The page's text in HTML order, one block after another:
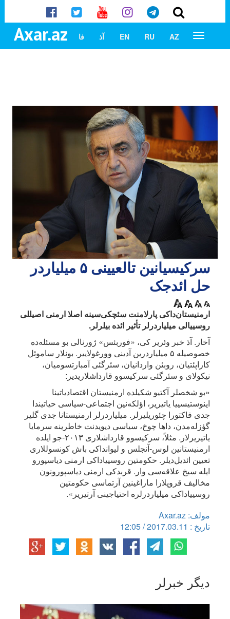
Axar.az AZ
RU
EN آذ فا
سرکیسیانین تالعیینی ۵ میلیاردر
حل ائد‌جک
ارمنیستان‌داکی پارلامنت سئچکی‌سینه اصلا ارمنی اصیللی
روسییالی میلیاردرلر تأثیر ائده بیلرلر.
آخار. آذ خبر وئریر کی، «فوربئس» ژورنالی بو مسئله‌ده
خصوصیله ۵ میلیاردرین آدینی وورغولاییر. بونلار ساموئل
کاراپئتیان، روبئن واردانیان، سئرگئی آمبارتسومیان،
نیکولای و سئرگئی سرکیسوو قارداشلاریدیر:
«بو شخصلر آکتیو شکیلده ارمنیستان اقتصادیاتینا
اینوستیسییا یاتیریر، اؤلکه‌نین اجتماعی-سیاسی حیاتیندا
جدی فاکتورا چئوریلیرلر. میلیاردرلر ارمنیستانا جدی گلیر
گؤزله‌مدن، داها چوخ، سیاسی دیویدنت خاطرینه سرمایا
یاتیریرلار. مثلاً، سرکیسوو قارداشلاری ۲۰۱۳-جو ایلده
ارمنیستانین لوس-آنجلس و لیوانداکی باش کونسوللاری
تعیین ائدیل‌دیلر. حکومتین روسییاداکی ارمنی دیاسپورو
ایله سیخ علاقه‌سی وار. قربدکی ارمنی دیاسپورونون
مخالیف قروپلارا ماراغینین آرتماسی حکومتین
روسییاداکی میلیاردرلره احتیاجینی آرتیریر».
مولف: Axar.az
تاریخ : 2017.03.11 / 12:05
دیگر خبرلر